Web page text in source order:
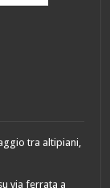
tra altipiani,
via ferrata a